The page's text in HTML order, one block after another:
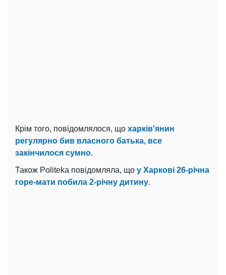
Крім того, повідомлялося, що харків'янин
регулярно бив власного батька, все
закінчилося сумно.
Також Politeka повідомляла, що у Харкові 26-річна
горе-мати побила 2-річну дитину.